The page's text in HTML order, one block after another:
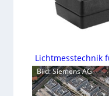
Lichtmesstechnik
Bild: Siemens AG